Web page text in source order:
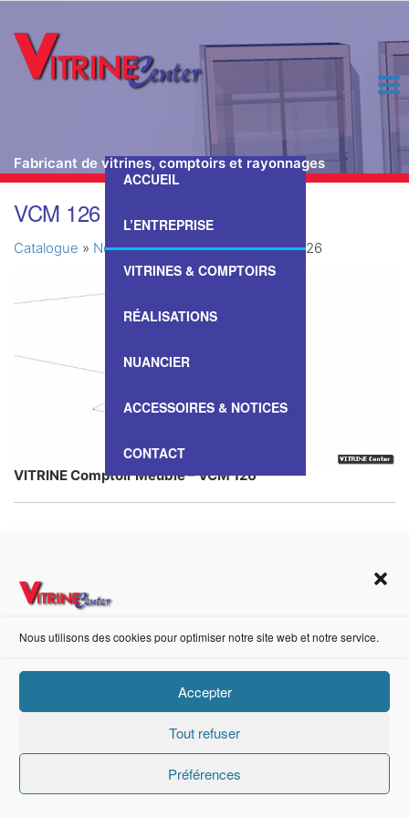
Nous utilisons des cookies pour optimiser notre site web et notre service.
Accepter
Tout refuser
Préférences
Fabricant de vitrines, comptoirs et rayonnages
ACCUEIL
L’ENTREPRISE
VITRINES & COMPTOIRS
RÉALISATIONS
NUANCIER
ACCESSOIRES & NOTICES
CONTACT
VCM 126
Catalogue » Nos Vitrines & Comptoirs»VCM 126
VITRINE Comptoir Meuble – VCM 126
https://fr-fr.facebook.com/pages/category/Metal-Supplier/Vitrine-Center-1847745018840053/